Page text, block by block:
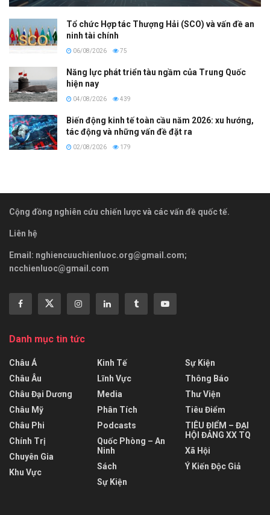
Tổ chức Hợp tác Thượng Hải (SCO) và vấn đề an
ninh tài chính
06/08/2026 75
Năng lực phát triển tàu ngầm của Trung Quốc
hiện nay
04/08/2026 439
Biến động kinh tế toàn cầu năm 2026: xu hướng,
tác động và những vấn đề đặt ra
02/08/2026 179
Cộng đồng nghiên cứu chiến lược và các vấn đề quốc tế.
Liên hệ
Email: nghiencuuchienluoc.org@gmail.com;
ncchienluoc@gmail.com
Danh mục tin tức
Châu Á
Châu Âu
Châu Đại Dương
Châu Mỹ
Châu Phi
Chính Trị
Chuyên Gia
Khu Vực
Kinh Tế
Lĩnh Vực
Media
Phân Tích
Podcasts
Quốc Phòng – An
Ninh
Sách
Sự Kiện
Sự Kiện
Thông Báo
Thư Viện
Tiêu Điểm
TIÊU ĐIỂM – ĐẠI
HỘI ĐẢNG XX TQ
Xã Hội
Ý Kiến Độc Giả